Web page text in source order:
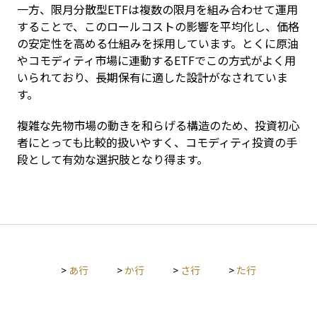
一方、限月分散型ETFは複数の限月を組み合わせて運用
することで、このロールコストの影響を平均化し、価格
の安定性を高める仕組みを採用しています。とくに原油
やコモディティ市場に連動するETFでこの方式がよく用
いられており、長期保有に適した設計がなされていま
す。
複雑な先物市場の動きを和らげる構造のため、投資初心
者にとっても比較的扱いやすく、コモディティ投資の手
段として有効な選択肢となり得ます。
> あ行 >か行 > さ行 > た行